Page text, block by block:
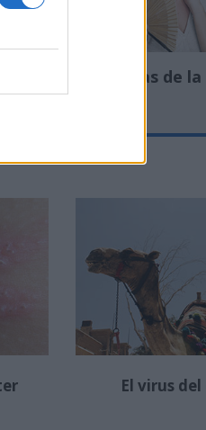
Síntomas de
El virus